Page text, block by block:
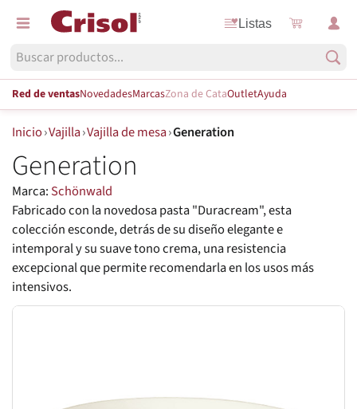
Listas
Red de ventasNovedadesMarcasZona de CataOutletAyuda
Inicio›Vajilla›Vajilla de mesa›Generation
Generation
Marca: Schönwald
Fabricado con la novedosa pasta "Duracream", esta
colección esconde, detrás de su diseño elegante e
intemporal y su suave tono crema, una resistencia
excepcional que permite recomendarla en los usos más
intensivos.